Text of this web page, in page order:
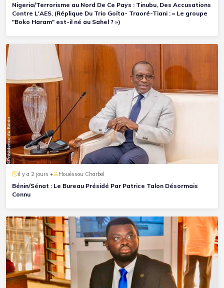
Nigeria/Terrorisme au Nord De Ce Pays : Tinubu, Des Accusations
Contre L'AES. (Réplique Du Trio Goïta- Traoré-Tiani : « Le groupe
"Boko Haram" est-il né au Sahel ? »)
il y a 2 jours • Houéssou Charbel
Bénin/Sénat : Le Bureau Présidé Par Patrice Talon Désormais
Connu